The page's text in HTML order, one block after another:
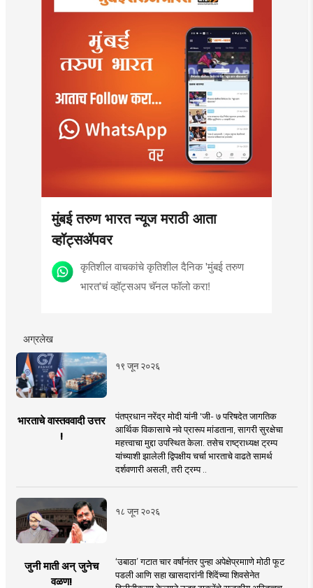
मुंबई तरुण भारत न्यूज मराठी आता
व्हॉट्सॲपवर
कृतिशील वाचकांचे कृतिशील दैनिक 'मुंबई तरुण
भारत'चं व्हॉट्सअप चॅनल फॉलो करा!
अग्रलेख
१९ जून २०२६
भारताचे वास्तववादी उत्तर
!
पंतप्रधान नरेंद्र मोदी यांनी 'जी- ७ परिषदेत जागतिक
आर्थिक विकासाचे नवे प्रारूप मांडताना, सागरी सुरक्षेचा
महत्त्वाचा मुद्दा उपस्थित केला. तसेच राष्ट्राध्यक्ष ट्रम्प
यांच्याशी झालेली द्विपक्षीय चर्चा भारताचे वाढते सामर्थ
दर्शवणारी असली, तरी ट्रम्प ..
१८ जून २०२६
जुनी माती अन् जुनेच
वळण!
‘उबाठा’ गटात चार वर्षांनंतर पुन्हा अपेक्षेप्रमााणे मोठी फूट
पडली आणि सहा खासदारांनी शिंदेंच्या शिवसेनेत